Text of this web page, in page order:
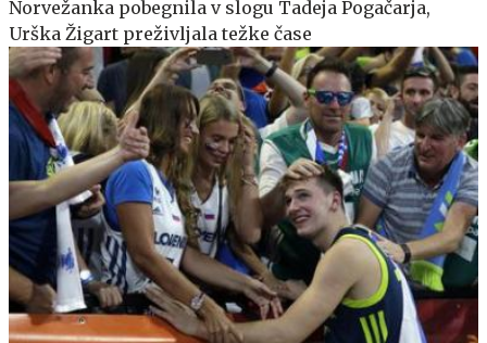
Norvežanka pobegnila v slogu Tadeja Pogačarja,
Urška Žigart preživljala težke čase